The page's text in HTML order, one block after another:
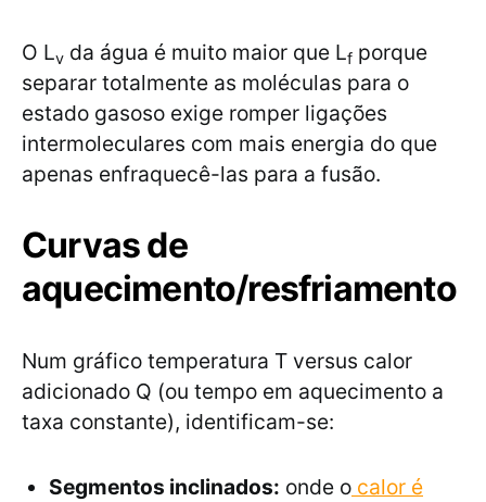
O Lv da água é muito maior que Lf porque
separar totalmente as moléculas para o
estado gasoso exige romper ligações
intermoleculares com mais energia do que
apenas enfraquecê-las para a fusão.
Curvas de
aquecimento/resfriamento
Num gráfico temperatura T versus calor
adicionado Q (ou tempo em aquecimento a
taxa constante), identificam-se:
Segmentos inclinados: onde o calor é